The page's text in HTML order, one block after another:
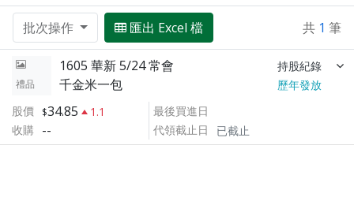
批次操作 匯出 Excel 檔 共 1 筆
禮品
1605 華新 5/24 常會 持股紀錄
千金米一包
歷年發放
股價
34.85
1.1
收購 --
最後買進日
代領截止日
已截止